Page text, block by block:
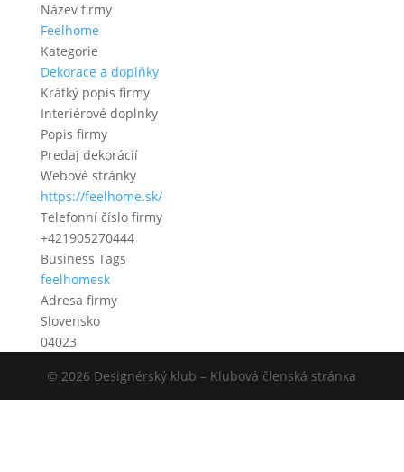
Název firmy
Feelhome
Kategorie
Dekorace a doplňky
Krátký popis firmy
Interiérové doplnky
Popis firmy
Predaj dekorácií
Webové stránky
https://feelhome.sk/
Telefonní číslo firmy
+421905270444
Business Tags
feelhomesk
Adresa firmy
Slovensko
04023
© 2026 Designérský klub – Klubová členská stránka